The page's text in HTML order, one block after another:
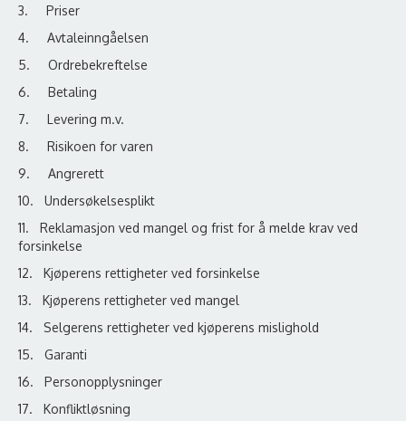
3. Priser
4. Avtaleinngåelsen
5. Ordrebekreftelse
6. Betaling
7. Levering m.v.
8. Risikoen for varen
9. Angrerett
10. Undersøkelsesplikt
11. Reklamasjon ved mangel og frist for å melde krav ved
forsinkelse
12. Kjøperens rettigheter ved forsinkelse
13. Kjøperens rettigheter ved mangel
14. Selgerens rettigheter ved kjøperens mislighold
15. Garanti
16. Personopplysninger
17. Konfliktløsning